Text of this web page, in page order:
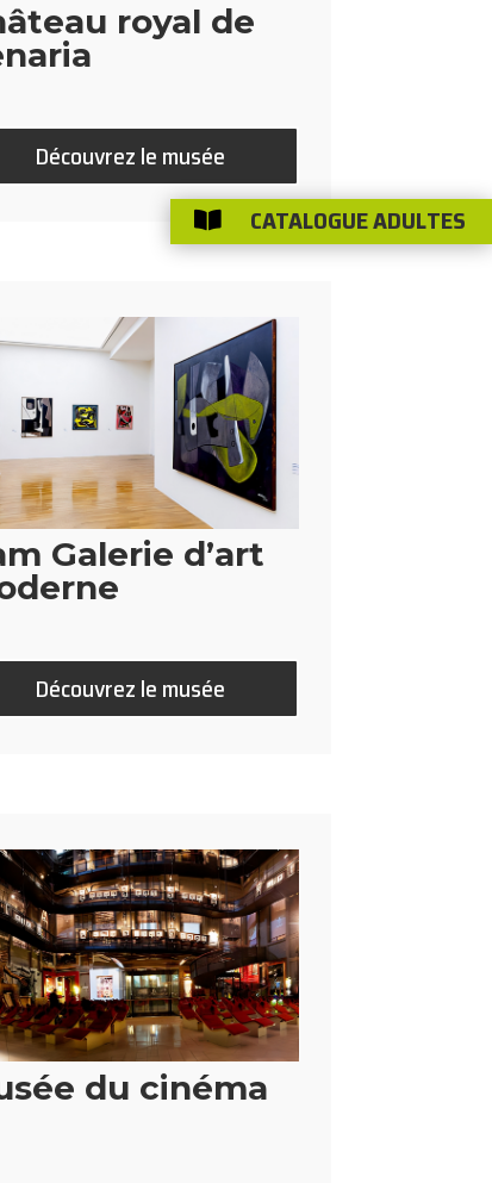
royal de
Découvrez le musée
Galerie d’art
Découvrez le musée
du cinéma
 CATALOGUE ADULTES